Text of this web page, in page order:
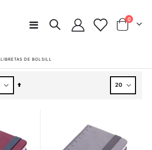
Toggle
0artículos
LIBRETAS DE BOLSILL
Fijar